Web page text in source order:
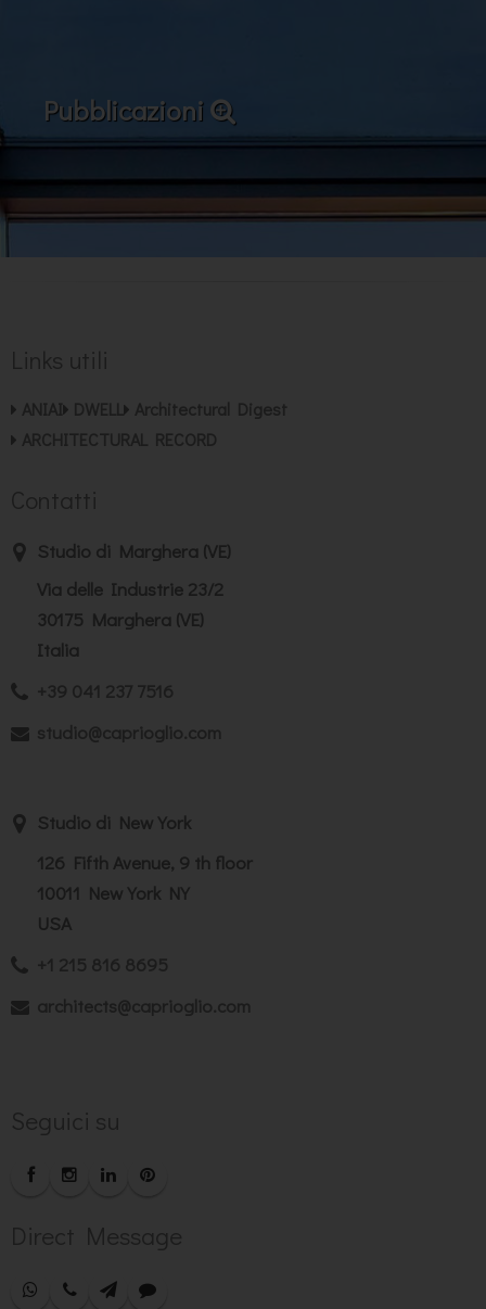
Pubblicazioni
Links utili
ANIAI DWELL
Architectural Digest
ARCHITECTURAL RECORD
Contatti
Studio di Marghera (VE)
Via delle Industrie 23/2
30175 Marghera (VE)
Italia
+39 041 237 7516
studio@caprioglio.com
Studio di New York
126 Fifth Avenue, 9 th floor
10011 New York NY
USA
+1 215 816 8695
architects@caprioglio.com
Seguici su
Direct Message